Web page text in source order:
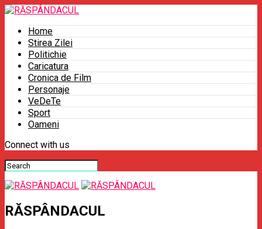
Home
Stirea Zilei
Politichie
Caricatura
Cronica de Film
Personaje
VeDeTe
Sport
Oameni
Connect with us
RĂSPÂNDACUL